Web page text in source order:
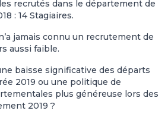
recrutés dans le département de
: 14 Stagiaires.
jamais connu un recrutement de
aussi faible.
baisse significative des départs
2019 ou une politique de
plus généreuse lors des
2019 ?